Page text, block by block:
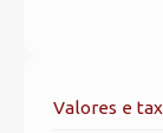
Valores e